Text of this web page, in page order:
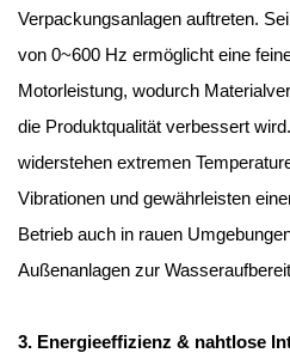
Verpackungsanlagen auftreten.
von 0~600 Hz ermöglicht eine
Motorleistung, wodurch
die Produktqualität verbessert
widerstehen extremen
Vibrationen und gewährleisten
Betrieb auch in rauen
Außenanlagen zur
3. Energieeffizienz & nahtlose